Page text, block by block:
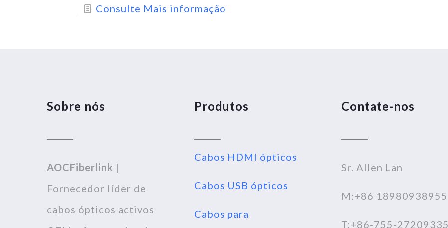
Consulte Mais informação
Sobre nós
AOCFiberlink |
Fornecedor líder de
cabos ópticos activos
Produtos
Cabos HDMI ópticos
Cabos USB ópticos
Cabos para
Contate-nos
Sr. Allen Lan
M:+86 18980938955
T:+86-755-27209335